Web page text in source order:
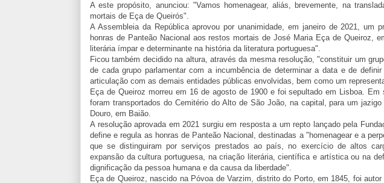
A este propósito, anunciou: "Vamos homenagear, aliás, brevemente, na
mortais de Eça de Queirós".
A Assembleia da República aprovou por unanimidade, em janeiro de 2021, um
honras de Panteão Nacional aos restos mortais de José Maria Eça de Queiroz,
literária ímpar e determinante na história da literatura portuguesa".
Ficou também decidido na altura, através da mesma resolução, "constituir um
de cada grupo parlamentar com a incumbência de determinar a data e de
articulação com as demais entidades públicas envolvidas, bem como um
Eça de Queiroz morreu em 16 de agosto de 1900 e foi sepultado em Lisboa.
foram transportados do Cemitério do Alto de São João, na capital, para um
Douro, em Baião.
A resolução aprovada em 2021 surgiu em resposta a um repto lançado pela
define e regula as honras de Panteão Nacional, destinadas a "homenagear e a
que se distinguiram por serviços prestados ao país, no exercício de altos
expansão da cultura portuguesa, na criação literária, científica e artística ou na
dignificação da pessoa humana e da causa da liberdade".
Eça de Queiroz, nascido na Póvoa de Varzim, distrito do Porto, em 1845, foi